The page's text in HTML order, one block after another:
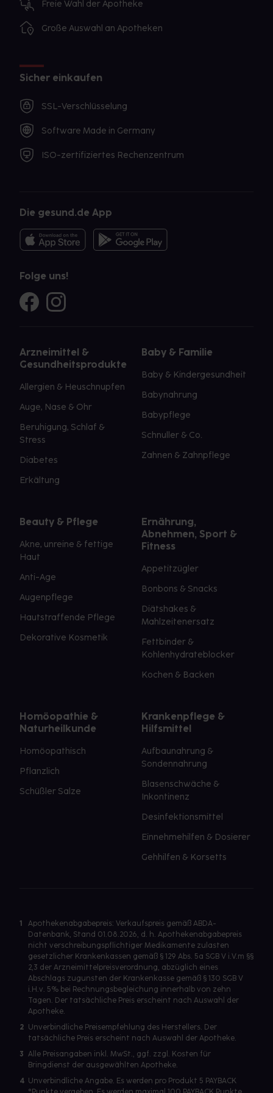
Freie Wahl der Apotheke
Große Auswahl an Apotheken
Sicher einkaufen
SSL-Verschlüsselung
Software Made in Germany
ISO-zertifiziertes Rechenzentrum
Die gesund.de App
Folge uns!
Arzneimittel &
Gesundheitsprodukte
Allergien & Heuschnupfen
Auge, Nase & Ohr
Beruhigung, Schlaf &
Stress
Diabetes
Erkältung
Baby & Familie
Baby & Kindergesundheit
Babynahrung
Babypflege
Schnuller & Co.
Zahnen & Zahnpflege
Beauty & Pflege
Akne, unreine & fettige
Haut
Anti-Age
Augenpflege
Hautstraffende Pflege
Dekorative Kosmetik
Ernährung,
Abnehmen, Sport &
Fitness
Appetitzügler
Bonbons & Snacks
Diätshakes &
Mahlzeitenersatz
Fettbinder &
Kohlenhydrateblocker
Kochen & Backen
Homöopathie &
Naturheilkunde
Homöopathisch
Pflanzlich
Schüßler Salze
Krankenpflege &
Hilfsmittel
Aufbaunahrung &
Sondennahrung
Blasenschwäche &
Inkontinenz
Desinfektionsmittel
Einnehmehilfen & Dosierer
Gehhilfen & Korsetts
1
Apothekenabgabepreis: Verkaufspreis gemäß ABDA-
Datenbank, Stand 01.08.2026, d. h. Apothekenabgabepreis
nicht verschreibungspflichtiger Medikamente zulasten
gesetzlicher Krankenkassen gemäß § 129 Abs. 5a SGB V i.V.m §§
2,3 der Arzneimittelpreisverordnung, abzüglich eines
Abschlags zugunsten der Krankenkasse gemäß § 130 SGB V
i.H.v. 5% bei Rechnungsbegleichung innerhalb von zehn
Tagen. Der tatsächliche Preis erscheint nach Auswahl der
Apotheke.
2 Unverbindliche Preisempfehlung des Herstellers. Der
tatsächliche Preis erscheint nach Auswahl der Apotheke.
3 Alle Preisangaben inkl. MwSt., ggf. zzgl. Kosten für
Bringdienst der ausgewählten Apotheke.
4 Unverbindliche Angabe. Es werden pro Produkt 5 PAYBACK